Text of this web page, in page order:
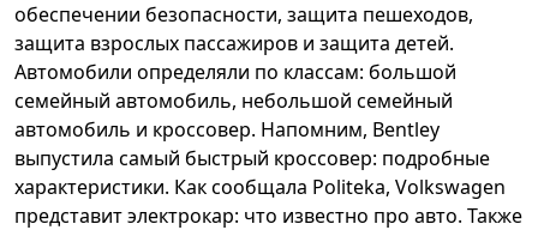
обеспечении безопасности, защита пешеходов,
защита взрослых пассажиров и защита детей.
Автомобили определяли по классам: большой
семейный автомобиль, небольшой семейный
автомобиль и кроссовер. Напомним, Bentley
выпустила самый быстрый кроссовер: подробные
характеристики. Как сообщала Politeka, Volkswagen
представит электрокар: что известно про авто. Также